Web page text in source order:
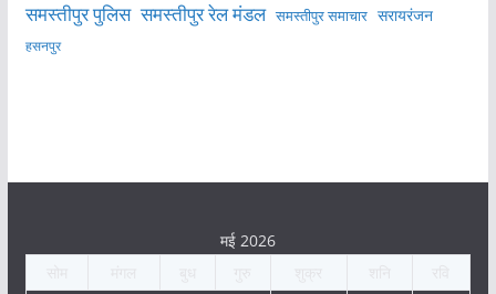
समस्तीपुर पुलिस समस्तीपुर रेल मंडल समस्तीपुर समाचार सरायरंजन
हसनपुर
मई 2026